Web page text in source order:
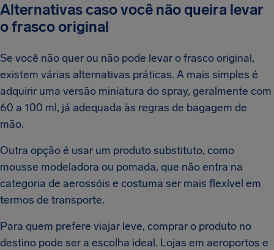
Alternativas caso você não queira levar
o frasco original
Se você não quer ou não pode levar o frasco original,
existem várias alternativas práticas. A mais simples é
adquirir uma versão miniatura do spray, geralmente com
60 a 100 ml, já adequada às regras de bagagem de
mão.
Outra opção é usar um produto substituto, como
mousse modeladora ou pomada, que não entra na
categoria de aerossóis e costuma ser mais flexível em
termos de transporte.
Para quem prefere viajar leve, comprar o produto no
destino pode ser a escolha ideal. Lojas em aeroportos e